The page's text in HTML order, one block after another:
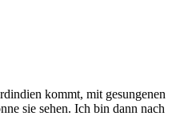
kommt, mit gesungenen
sie sehen. Ich bin dann nach